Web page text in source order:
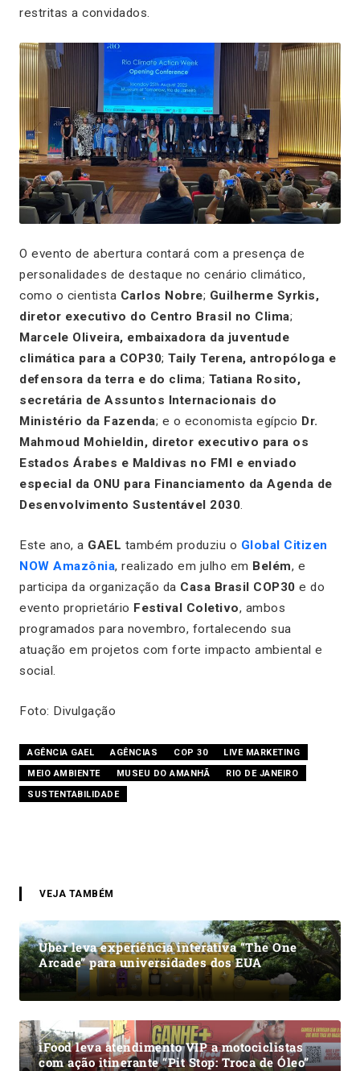
restritas a convidados.
O evento de abertura contará com a presença de
personalidades de destaque no cenário climático,
como o cientista Carlos Nobre; Guilherme Syrkis,
diretor executivo do Centro Brasil no Clima;
Marcele Oliveira, embaixadora da juventude
climática para a COP30; Taily Terena, antropóloga e
defensora da terra e do clima; Tatiana Rosito,
secretária de Assuntos Internacionais do
Ministério da Fazenda; e o economista egípcio Dr.
Mahmoud Mohieldin, diretor executivo para os
Estados Árabes e Maldivas no FMI e enviado
especial da ONU para Financiamento da Agenda de
Desenvolvimento Sustentável 2030.
Este ano, a GAEL também produziu o Global Citizen
NOW Amazônia, realizado em julho em Belém, e
participa da organização da Casa Brasil COP30 e do
evento proprietário Festival Coletivo, ambos
programados para novembro, fortalecendo sua
atuação em projetos com forte impacto ambiental e
social.
Foto: Divulgação
AGÊNCIA GAEL AGÊNCIAS COP 30
LIVE MARKETING
MEIO AMBIENTE
MUSEU DO AMANHÃ
RIO DE JANEIRO
SUSTENTABILIDADE
VEJA TAMBÉM
Uber leva experiência interativa “The One
Arcade” para universidades dos EUA
iFood leva atendimento VIP a motociclistas
com ação itinerante “Pit Stop: Troca de Óleo”